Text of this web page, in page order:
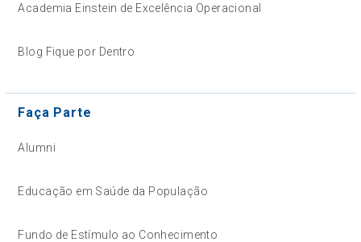
Academia Einstein de Excelência Operacional
Blog Fique por Dentro
Faça Parte
Alumni
Educação em Saúde da População
Fundo de Estímulo ao Conhecimento